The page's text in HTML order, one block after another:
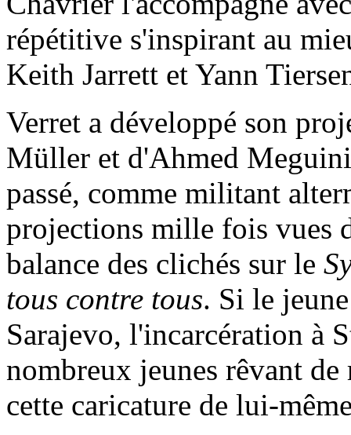
répétitive s'inspirant au
Keith Jarrett et Yann
Verret a développé son
Müller et d'Ahmed
passé, comme militant
projections mille fois vues
balance des clichés sur le
tous contre tous. Si le
Sarajevo, l'incarcération à
nombreux jeunes rêvant
cette caricature de lui-